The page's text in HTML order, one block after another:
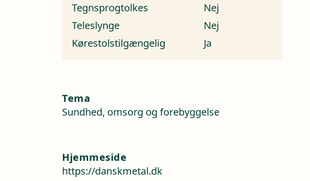
Tegnsprogtolkes
Nej
Teleslynge
Nej
Kørestolstilgængelig
Ja
Tema
Sundhed, omsorg og forebyggelse
Hjemmeside
https://danskmetal.dk